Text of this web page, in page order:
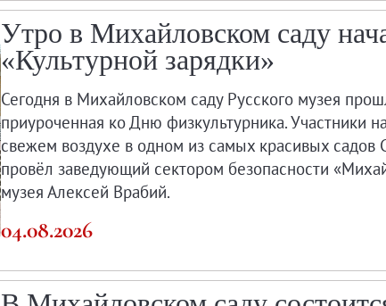
Утро в Михайловском саду
«Культурной зарядки»
Сегодня в Михайловском саду Русского музея
приуроченная ко Дню физкультурника. Участники
свежем воздухе в одном из самых красивых садов
провёл заведующий сектором безопасности
музея Алексей Врабий.
04.08.2026